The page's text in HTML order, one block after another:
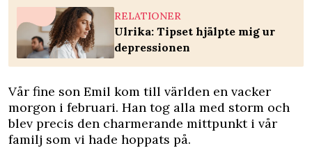
RELATIONER
Ulrika: Tipset hjälpte mig ur
depressionen
Vår fine son Emil kom till världen en vacker
morgon i februari. Han tog alla med storm och
blev precis den charmerande mittpunkt i vår
familj som vi hade hoppats på.